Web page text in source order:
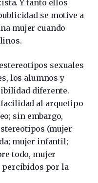
Y tanto ellos
se motive a
mujer cuando
sexuales
los alumnos y
diferente.
al arquetipo
sin embargo,
(mujer-
mujer infantil;
todo, mujer
por la